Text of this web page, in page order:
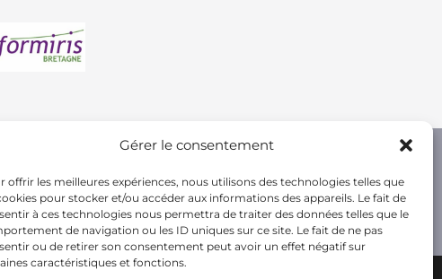
Gérer le consentement
offrir les meilleures expériences, nous utilisons des technologies telles que
pour stocker et/ou accéder aux informations des appareils. Le fait de
à ces technologies nous permettra de traiter des données telles que le
de navigation ou les ID uniques sur ce site. Le fait de ne pas
ou de retirer son consentement peut avoir un effet négatif sur
caractéristiques et fonctions.